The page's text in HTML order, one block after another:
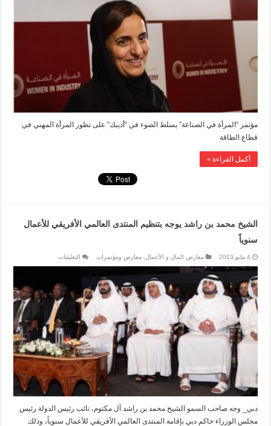
وتدعو
مؤتمر “المرأة في الصناعة” يسلط الضوء في “أديبك” على تطور المرأة المهني في
قطاع الطاقة
أكمل القراءة »
الشيخ محمد بن راشد يوجه بتنظيم المنتدى العالمي الأفريقي للأعمال
سنوياً
4 مايو,2013 معارض المال و الأعمال معارض ومؤتمرات التعليقاتعلى
راشد
يوجه
بتنظيم
المنتدى
العالمي
الأفريقي
للأعمال
سنوياً
مغلقة
دبي_ وجه صاحب السمو الشيخ محمد بن راشد آل مكتوم، نائب رئيس الدولة رئيس
مجلس الوزراء حاكم دبي بإقامة المنتدى العالمي الأفريقي للأعمال سنوياً، وذلك